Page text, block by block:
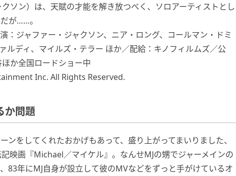
ソン）は、天賦の才能を解き放つべく、ソロアーティストとし
が……。
：ジャファー・ジャクソン、ニア・ロング、コールマン・ドミ
ルディ、マイルズ・テラー ほか／配給：キノフィルムズ／公
か全国ロードショー中
Inc. All Rights Reserved.
か問題
ンをしてくれたおかげもあって、盛り上がってまいりました、
映画『Michael／マイケル』。なんせMJの甥でジャーメインの
83年にMJ自身が設立して彼のMVなどをずっと手がけているオ